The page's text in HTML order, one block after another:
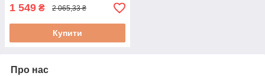
1 549 ₴ 2 065,33 ₴
Купити
Про нас